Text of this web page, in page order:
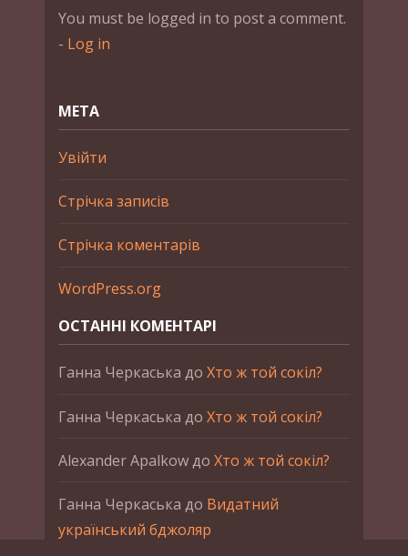
You must be logged in to post a comment.
- Log in
МЕТА
Увійти
Стрічка записів
Стрічка коментарів
WordPress.org
ОСТАННІ КОМЕНТАРІ
Ганна Черкаська до Хто ж той сокіл?
Ганна Черкаська до Хто ж той сокіл?
Alexander Apalkowдо Хто ж той сокіл?
Ганна Черкаська до Видатний
український бджоляр